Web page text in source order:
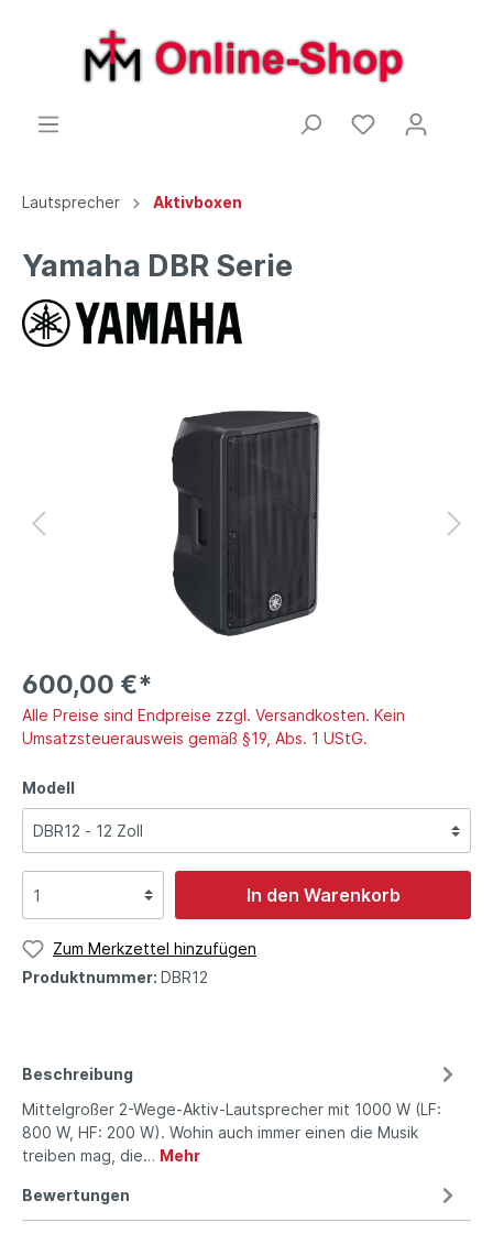
Lautsprecher Aktivboxen
Yamaha DBR Serie
600,00 €*
Alle Preise sind Endpreise zzgl. Versandkosten. Kein
Umsatzsteuerausweis gemäß §19, Abs. 1 UStG.
Modell
In den Warenkorb
Zum Merkzettel hinzufügen
Produktnummer: DBR12
Beschreibung
Mittelgroßer 2-Wege-Aktiv-Lautsprecher mit 1000 W (LF:
800 W, HF: 200 W). Wohin auch immer einen die Musik
treiben mag, die… Mehr
Bewertungen